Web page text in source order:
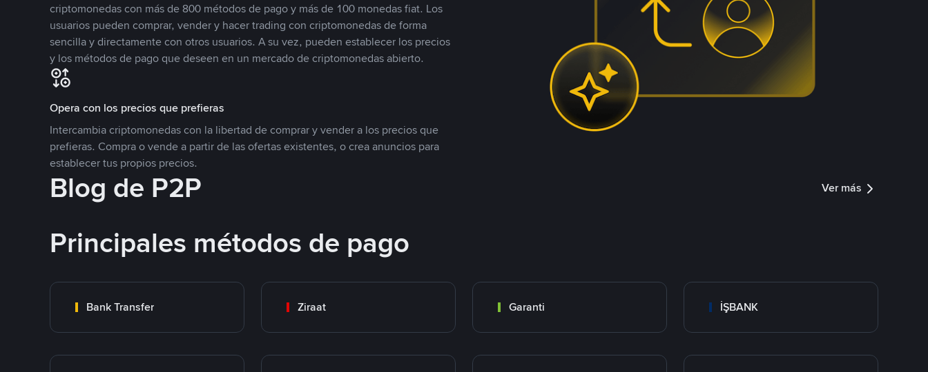
criptomonedas con más de 800 métodos de pago y más de 100 monedas fiat. Los
usuarios pueden comprar, vender y hacer trading con criptomonedas de forma
sencilla y directamente con otros usuarios. A su vez, pueden establecer los precios
y los métodos de pago que deseen en un mercado de criptomonedas abierto.
Opera con los precios que prefieras
Intercambia criptomonedas con la libertad de comprar y vender a los precios que
prefieras. Compra o vende a partir de las ofertas existentes, o crea anuncios para
establecer tus propios precios.
Blog de P2P Ver más
Principales métodos de pago
Bank Transfer Ziraat Garanti İŞBANK